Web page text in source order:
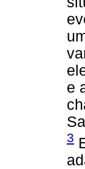
e
3